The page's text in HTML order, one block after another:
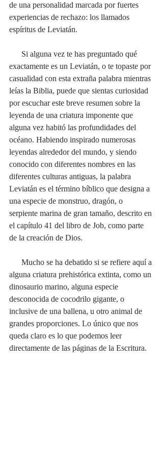
de una personalidad marcada por fuertes
experiencias de rechazo: los llamados
espíritus de Leviatán.
exactamente es un Leviatán, o te topaste por
casualidad con esta extraña palabra mientras
leías la Biblia, puede que sientas curiosidad
por escuchar este breve resumen sobre la
leyenda de una criatura imponente que
alguna vez habitó las profundidades del
océano. Habiendo inspirado numerosas
leyendas alrededor del mundo, y siendo
conocido con diferentes nombres en las
diferentes culturas antiguas, la palabra
Leviatán es el término bíblico que designa a
una especie de monstruo, dragón, o
serpiente marina de gran tamaño, descrito en
el capítulo 41 del libro de Job, como parte
de la creación de Dios.
alguna criatura prehistórica extinta, como un
dinosaurio marino, alguna especie
desconocida de cocodrilo gigante, o
inclusive de una ballena, u otro animal de
grandes proporciones. Lo único que nos
queda claro es lo que podemos leer
directamente de las páginas de la Escritura.